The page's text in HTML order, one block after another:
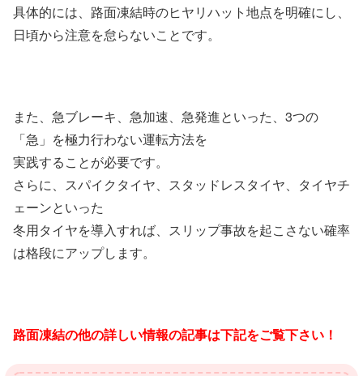
具体的には、路面凍結時のヒヤリハット地点を明確にし、
日頃から注意を怠らないことです。
また、急ブレーキ、急加速、急発進といった、3つの
「急」を極力行わない運転方法を
実践することが必要です。
さらに、スパイクタイヤ、スタッドレスタイヤ、タイヤチ
ェーンといった
冬用タイヤを導入すれば、スリップ事故を起こさない確率
は格段にアップします。
路面凍結の他の詳しい情報の記事は下記をご覧下さい！